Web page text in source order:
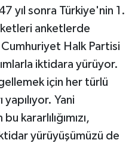
yıl sonra Türkiye'nin 1.
anketlerde
Halk Partisi
iktidara yürüyor.
için her türlü
Yani
kararlılığımızı,
yürüyüşümüzü de